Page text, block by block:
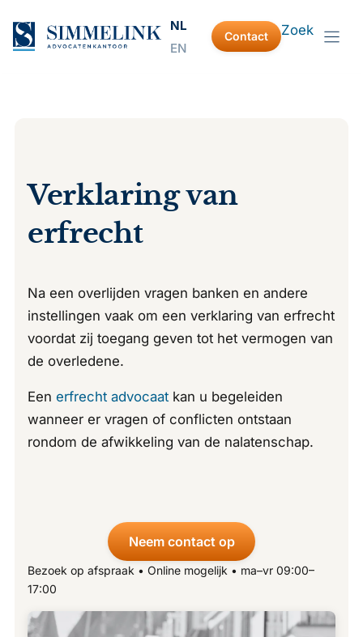
naar
de
Zoek
Contact
NL
EN
Verklaring van
erfrecht
Na een overlijden vragen banken en andere
instellingen vaak om een verklaring van erfrecht
voordat zij toegang geven tot het vermogen van
de overledene.
Een erfrecht advocaatkan u begeleiden
wanneer er vragen of conflicten ontstaan
rondom de afwikkeling van de nalatenschap.
Neem contact op
Bezoek op afspraak • Online mogelijk • ma–vr 09:00–
17:00